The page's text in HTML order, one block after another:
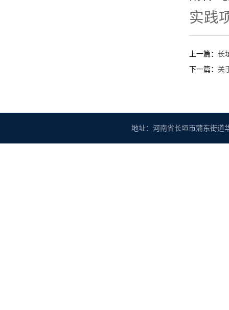
实践
上一篇： 长
下一篇： 关
地址：河南省长垣市蒲东街